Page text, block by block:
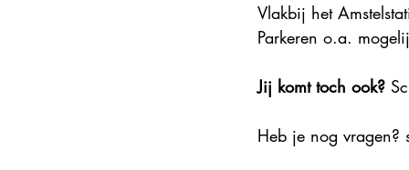
Vlakbij het
Parkeren o.a.
Jij komt toch ook?
Heb je nog